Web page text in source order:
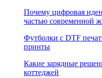
Почему цифровая
частью современной
Футболки с DTF
принты
Какие зарядные
коттеджей